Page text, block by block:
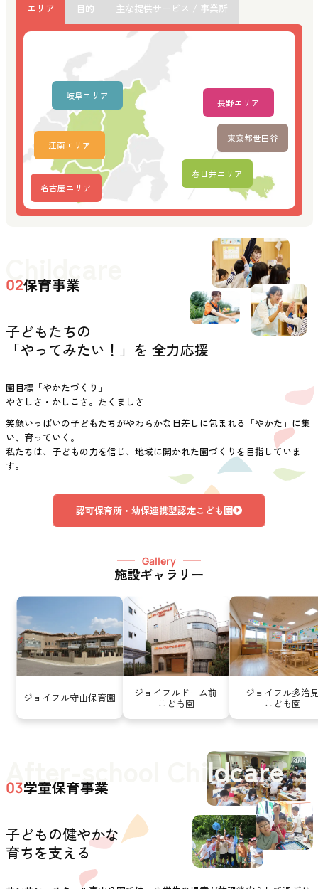
エリア 目的 主な提供サービス / 事業所
名古屋エリア
江南エリア
春日井エリア
岐阜エリア
長野エリア
東京都世田谷
Childcare
02保育事業
子どもたちの
「やってみたい！」を 全力応援
園目標「やかたづくり」
やさしさ・かしこさ。たくましさ
笑顔いっぱいの子どもたちがやわらかな日差しに包まれる「やかた」に集
い、育っていく。
私たちは、子どもの力を信じ、地域に開かれた園づくりを目指していま
す。
認可保育所・幼保連携型認定こども園
Gallery
施設ギャラリー
ジョイフル守山保育園 ジョイフルドーム前
こども園
ジョイフル多治
こども園
After-school Childcare
03学童保育事業
子どもの健やかな
育ちを支える